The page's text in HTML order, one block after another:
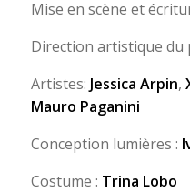
Mise en scène et
Direction artistique du
Artistes: Jessica Arpin,
Mauro Paganini
Conception lumières :
Costume : Trina Lobo